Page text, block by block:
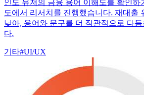
인도 유저의 금융 용어 이해도를 확인하
도에서 리서치를 진행했습니다. 재대출
낮아, 용어와 문구를 더 직관적으로 다
다.
기타#UI/UX